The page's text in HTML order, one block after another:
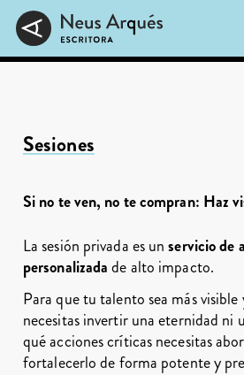
Skip
main
Sesiones
Si no te ven, no te compran: Haz
La sesión privada es unservicio de
personalizadade alto impacto.
Para que tu talento sea más
necesitas invertir una eternidad ni
qué acciones críticas necesitas
fortalecerlo de forma potente y